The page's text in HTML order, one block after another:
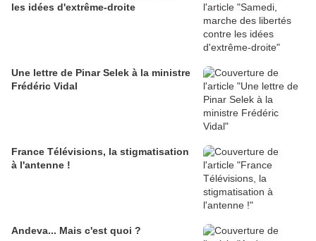
les idées d'extrême-droite
Une lettre de Pinar Selek à la ministre
Frédéric Vidal
France Télévisions, la stigmatisation
à l'antenne !
Andeva... Mais c'est quoi ?